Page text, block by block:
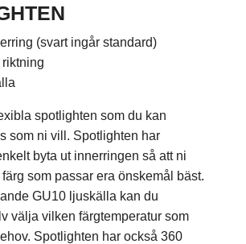
(svart ingår standard)
riktning
spotlighten som du kan
som ni vill. Spotlighten har
byta ut innerringen så att ni
som passar era önskemål bäst.
GU10 ljuskälla kan du
välja vilken färgtemperatur som
Spotlighten har också 360